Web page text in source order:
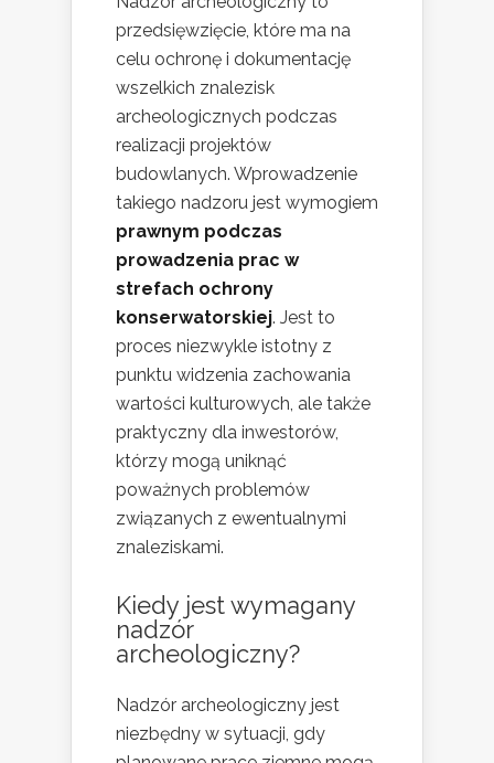
przedsięwzięcie, które ma na
celu ochronę i dokumentację
wszelkich znalezisk
archeologicznych podczas
realizacji projektów
budowlanych. Wprowadzenie
takiego nadzoru jest wymogiem
prawnym podczas
prowadzenia prac w
strefach ochrony
konserwatorskiej. Jest to
proces niezwykle istotny z
punktu widzenia zachowania
wartości kulturowych, ale także
praktyczny dla inwestorów,
którzy mogą uniknąć
poważnych problemów
związanych z ewentualnymi
znaleziskami.
Kiedy jest wymagany
nadzór
archeologiczny?
Nadzór archeologiczny jest
niezbędny w sytuacji, gdy